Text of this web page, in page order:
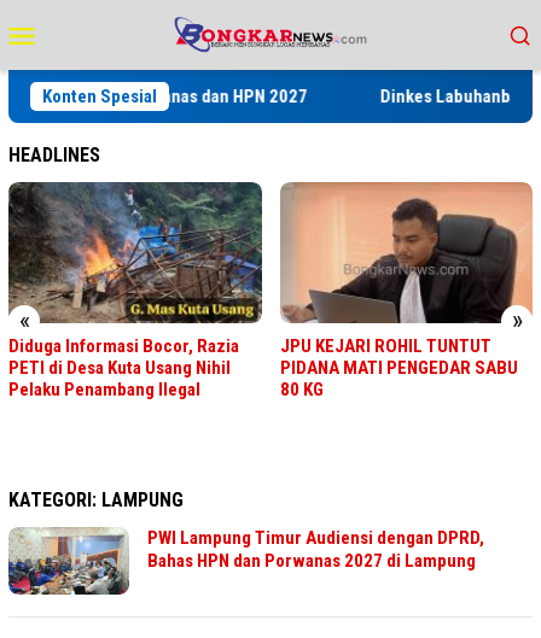
ke
kontenMobile
Konten Spesial
pada Porwanas dan HPN 2027 Dinkes Labuhanbatu Gelar
HEADLINES
« »
Diduga Informasi Bocor, Razia
PETI di Desa Kuta Usang Nihil
Pelaku Penambang Ilegal
JPU KEJARI ROHIL TUNTUT
PIDANA MATI PENGEDAR SABU
80 KG
KATEGORI: LAMPUNG
PWI Lampung Timur Audiensi dengan DPRD,
Bahas HPN dan Porwanas 2027 di Lampung